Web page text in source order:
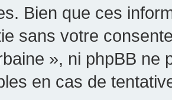
Bien que ces
sans votre
», ni phpBB ne
en cas de